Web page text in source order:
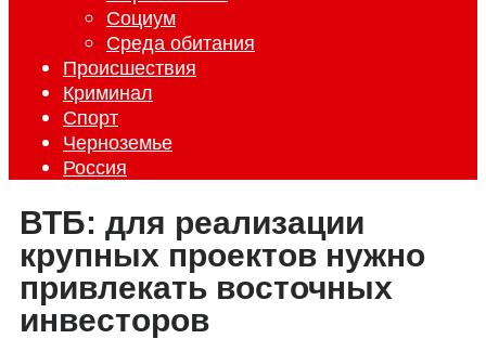
Социум
Среда обитания
Происшествия
Криминал
Спорт
Черноземье
Россия
ВТБ: для реализации
крупных проектов нужно
привлекать восточных
инвесторов